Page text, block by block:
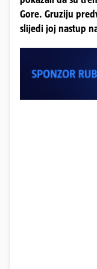
Gore. Gruziju
slijedi joj nastup